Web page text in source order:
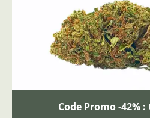
Code Promo -42% :